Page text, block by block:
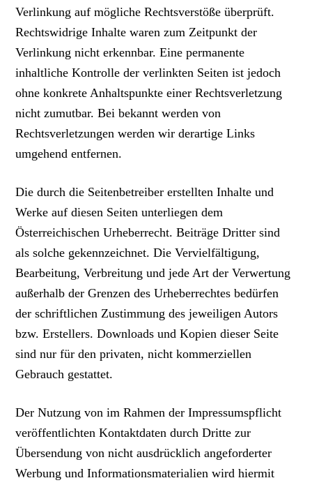
Verlinkung auf mögliche Rechtsverstöße überprüft.
Rechtswidrige Inhalte waren zum Zeitpunkt der
Verlinkung nicht erkennbar. Eine permanente
inhaltliche Kontrolle der verlinkten Seiten ist jedoch
ohne konkrete Anhaltspunkte einer Rechtsverletzung
nicht zumutbar. Bei bekannt werden von
Rechtsverletzungen werden wir derartige Links
umgehend entfernen.
Die durch die Seitenbetreiber erstellten Inhalte und
Werke auf diesen Seiten unterliegen dem
Österreichischen Urheberrecht. Beiträge Dritter sind
als solche gekennzeichnet. Die Vervielfältigung,
Bearbeitung, Verbreitung und jede Art der Verwertung
außerhalb der Grenzen des Urheberrechtes bedürfen
der schriftlichen Zustimmung des jeweiligen Autors
bzw. Erstellers. Downloads und Kopien dieser Seite
sind nur für den privaten, nicht kommerziellen
Gebrauch gestattet.
Der Nutzung von im Rahmen der Impressumspflicht
veröffentlichten Kontaktdaten durch Dritte zur
Übersendung von nicht ausdrücklich angeforderter
Werbung und Informationsmaterialien wird hiermit